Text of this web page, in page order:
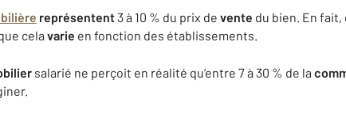
représentent3 à 10 % du prix de vente du bien. En
cela varie en fonction des établissements.
salarié ne perçoit en réalité qu’entre 7 à 30 % de la